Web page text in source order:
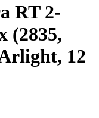
RT 2-
(2835,
12